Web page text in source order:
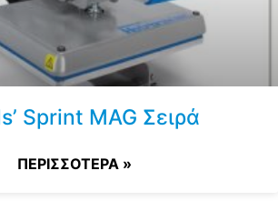
Sprint MAG Σειρά
ΠΕΡΙΣΣΟΤΕΡΑ »